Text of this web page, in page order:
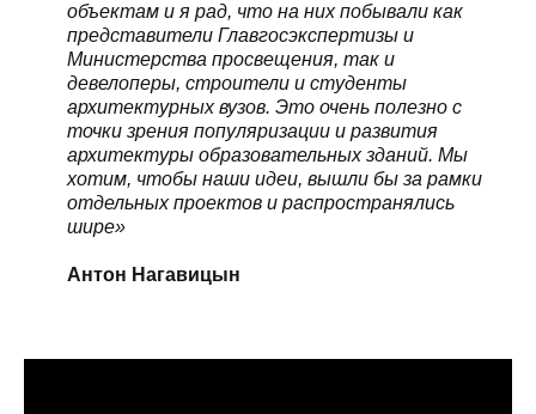
объектам и я рад, что на них побывали как
представители Главгосэкспертизы и
Министерства просвещения, так и
девелоперы, строители и студенты
архитектурных вузов. Это очень полезно с
точки зрения популяризации и развития
архитектуры образовательных зданий. Мы
хотим, чтобы наши идеи, вышли бы за рамки
отдельных проектов и распространялись
шире»
Антон Нагавицын